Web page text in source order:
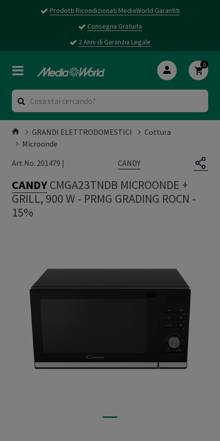
Prodotti Ricondizionati MediaWorld Garantiti
Consegna Gratuita
2 Anni di Garanzia Legale
0
GRANDI ELETTRODOMESTICI
Cottura
Microonde
Art.No. 201479 |
CANDY
CANDYCMGA23TNDB MICROONDE +
GRILL, 900 W - PRMG GRADING ROCN -
15%